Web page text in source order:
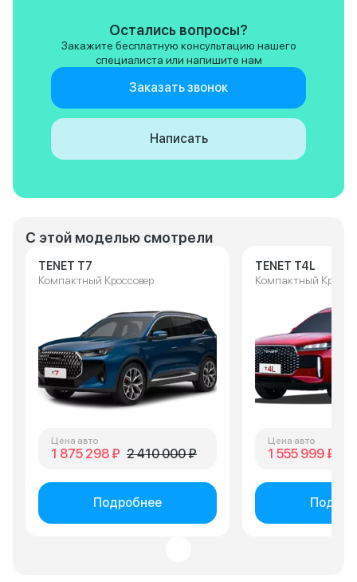
С этой моделью смотрели
TENET T7
Компактный Кроссовер
Цена авто
1 875 298 ₽ 2 410 000 ₽
Подробнее
TENET T4L
Компактный
Цена авто
1 555 999 ₽
Остались вопросы?
Закажите бесплатную консультацию нашего
специалиста или напишите нам
Заказать звонок
Написать